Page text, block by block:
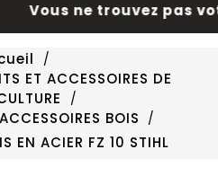
Vous ne trouvez pas
ET ACCESSOIRES DE
ACCESSOIRES BOIS
EN ACIER FZ 10 STIHL